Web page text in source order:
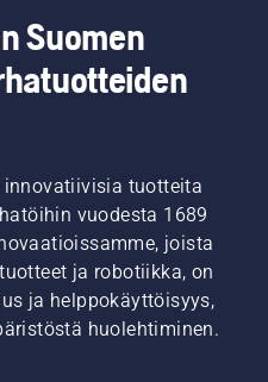
Suomen
tuotteita
vuodesta 1689
joista
ja robotiikka, on
ja helppokäyttöisyys,
huolehtiminen.